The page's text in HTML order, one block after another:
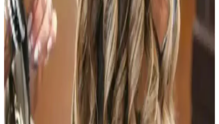
Vichy Dercos Neogenic, ince telli saçlara hacim kazandıran, kepek
giderici ve parlaklık sağlayan formülüyle saç sağlığını destekleyen
güvenilir bir şampuandır.
Bioxcin ve Arap Makyajı: Farklı Amaçlar İçin
Güzellik ve Bakım İpuçları
Bioxcin saç bakım ürünleri saç dökülmesini önlerken, Arap makyajı
yüz hatlarını belirginleştirir. Her ikisi de kişisel bakım ve güzellik
rutininizin önemli parçalarıdır.
Ryvon Güçlü Profesyonel Saç Kurutma Makinesi:
Yüksek Performans ve Ergonomik Tasarım